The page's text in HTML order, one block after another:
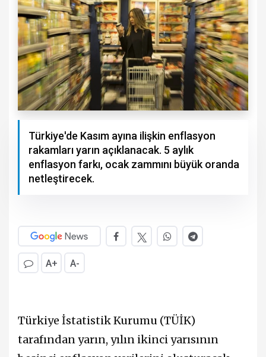
Türkiye'de Kasım ayına ilişkin enflasyon
rakamları yarın açıklanacak. 5 aylık
enflasyon farkı, ocak zammını büyük oranda
netleştirecek.
A+ A-
Türkiye İstatistik Kurumu (TÜİK)
tarafından yarın, yılın ikinci yarısının